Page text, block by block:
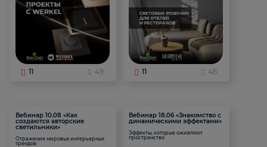
11 49 11 46
Вебинар 10.08 «Как
создаются авторские
светильники»
Отражение мировых интерьерных
трендов
Вебинар 18.06 «Знакомство с
динамическими эффектами»
Эффекты, которые оживляют
пространство